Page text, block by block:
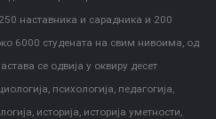
наставника и сарадника и 200
6000 студената на свим нивоима, од
се одвија у оквиру десет
психологија, педагогија,
историја, историја уметности,